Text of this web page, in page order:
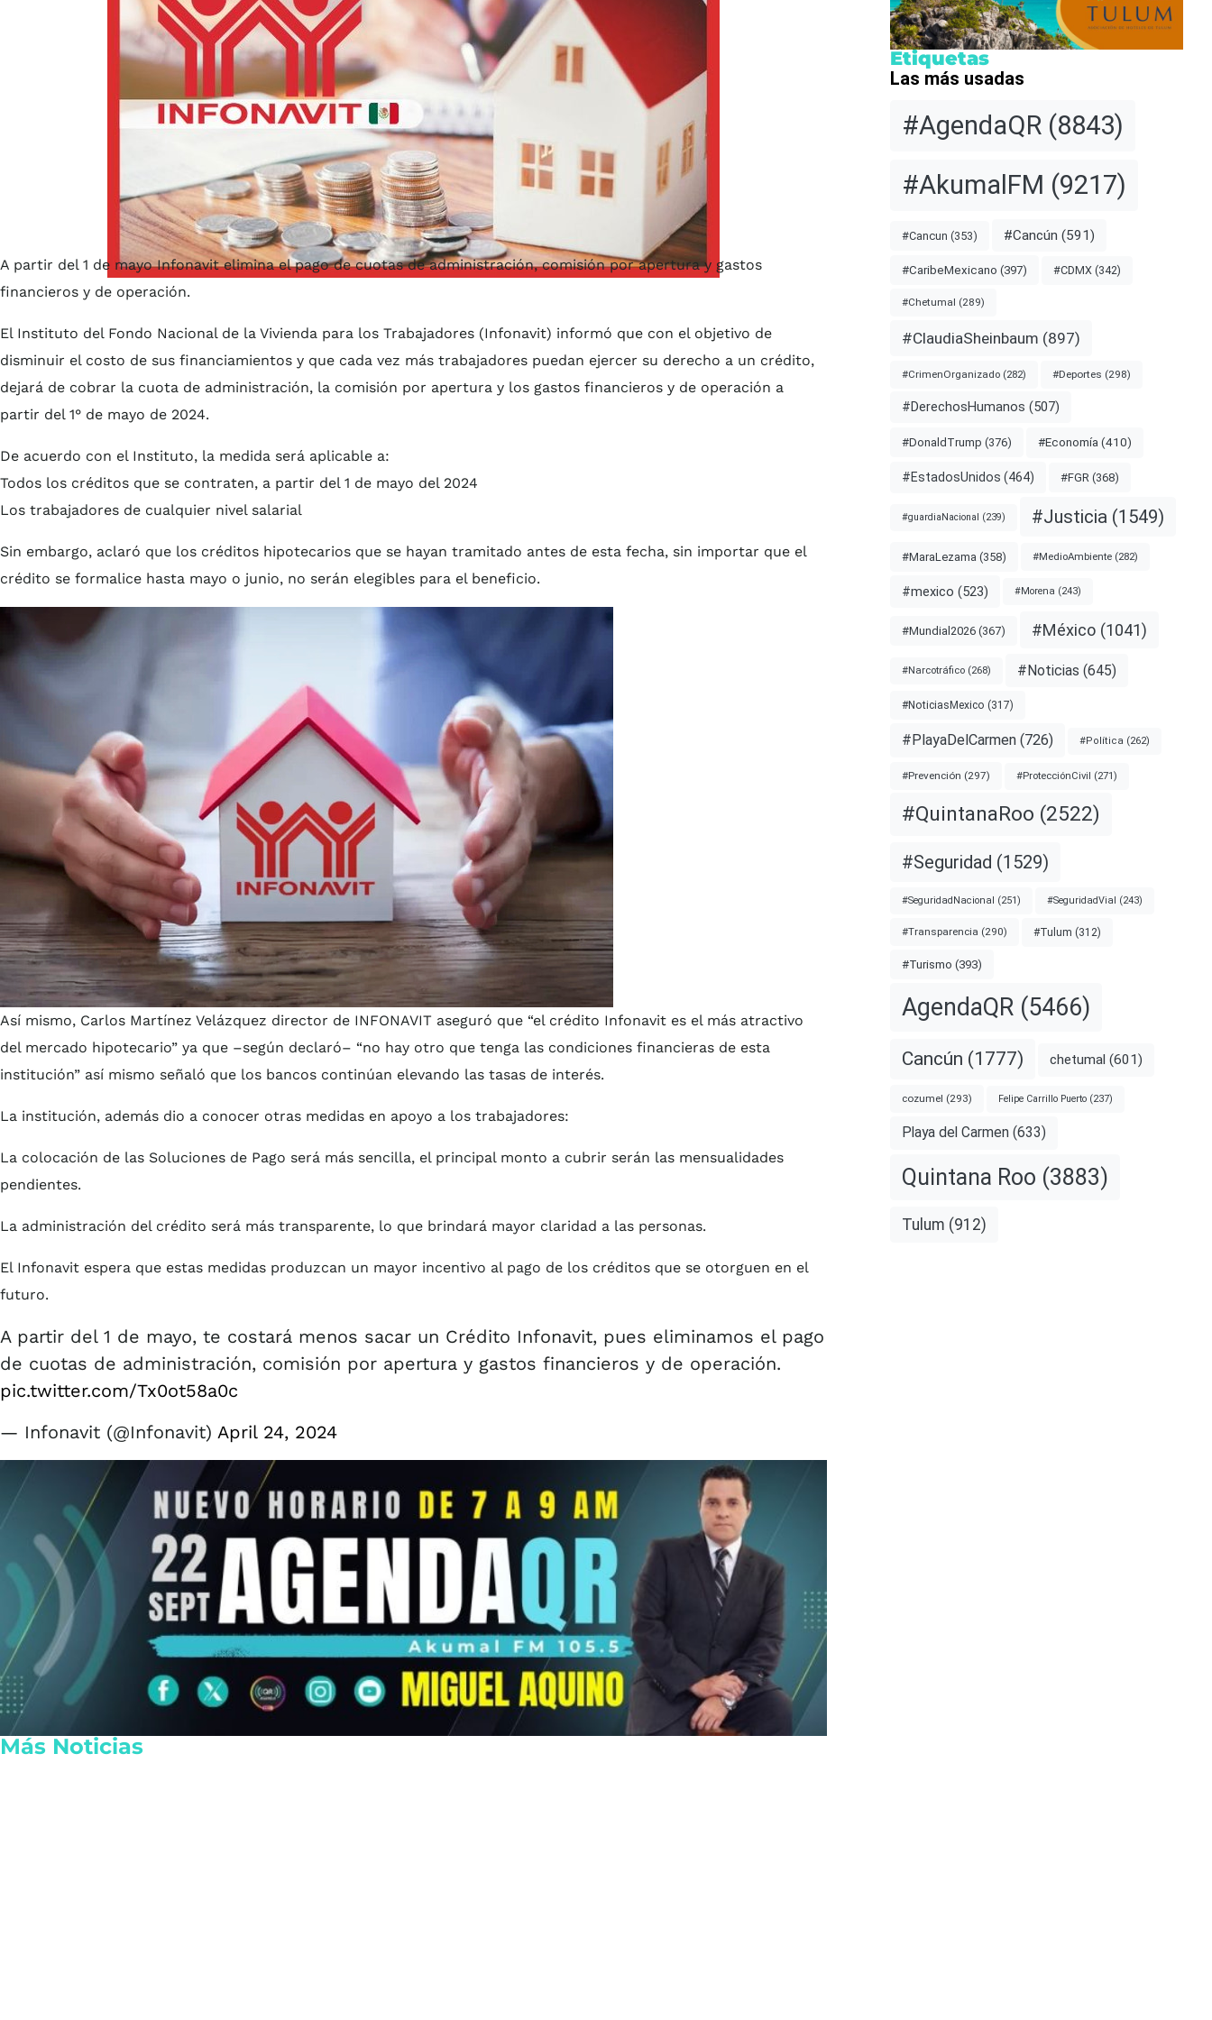
A partir del 1 de mayo Infonavit elimina el pago de cuotas de administración, comisión por apertura y gastos
financieros y de operación.
El Instituto del Fondo Nacional de la Vivienda para los Trabajadores (Infonavit) informó que con el objetivo de
disminuir el costo de sus financiamientos y que cada vez más trabajadores puedan ejercer su derecho a un crédito,
dejará de cobrar la cuota de administración, la comisión por apertura y los gastos financieros y de operación a
partir del 1° de mayo de 2024.
De acuerdo con el Instituto, la medida será aplicable a:
Todos los créditos que se contraten, a partir del 1 de mayo del 2024
Los trabajadores de cualquier nivel salarial
Sin embargo, aclaró que los créditos hipotecarios que se hayan tramitado antes de esta fecha, sin importar que el
crédito se formalice hasta mayo o junio, no serán elegibles para el beneficio.
Así mismo, Carlos Martínez Velázquez director de INFONAVIT aseguró que “el crédito Infonavit es el más atractivo
del mercado hipotecario” ya que –según declaró– “no hay otro que tenga las condiciones financieras de esta
institución” así mismo señaló que los bancos continúan elevando las tasas de interés.
La institución, además dio a conocer otras medidas en apoyo a los trabajadores:
La colocación de las Soluciones de Pago será más sencilla, el principal monto a cubrir serán las mensualidades
pendientes.
La administración del crédito será más transparente, lo que brindará mayor claridad a las personas.
El Infonavit espera que estas medidas produzcan un mayor incentivo al pago de los créditos que se otorguen en el
futuro.
A partir del 1 de mayo, te costará menos sacar un Crédito Infonavit, pues eliminamos el pago
de cuotas de administración, comisión por apertura y gastos financieros y de operación.
pic.twitter.com/Tx0ot58a0c
— Infonavit (@Infonavit) April 24, 2024
Más Noticias
Etiquetas
Las más usadas
#AgendaQR(8843)
#AkumalFM (9217)
#Cancun (353) #Cancún (591)
#CaribeMexicano (397) #CDMX(342)
#Chetumal (289)
#ClaudiaSheinbaum (897)
#CrimenOrganizado(282) #Deportes (298)
#DerechosHumanos (507)
#DonaldTrump (376) #Economía (410)
#EstadosUnidos (464) #FGR (368)
#guardiaNacional (239) #Justicia (1549)
#MaraLezama (358) #MedioAmbiente(282)
#mexico (523) #Morena (243)
#Mundial2026(367) #México(1041)
#Narcotráfico(268) #Noticias (645)
#NoticiasMexico (317)
#PlayaDelCarmen(726) #Política (262)
#Prevención (297) #ProtecciónCivil (271)
#QuintanaRoo (2522)
#Seguridad (1529)
#SeguridadNacional (251) #SeguridadVial (243)
#Transparencia (290) #Tulum (312)
#Turismo (393)
AgendaQR(5466)
Cancún (1777) chetumal (601)
cozumel (293) Felipe Carrillo Puerto(237)
Playa del Carmen (633)
Quintana Roo (3883)
Tulum (912)